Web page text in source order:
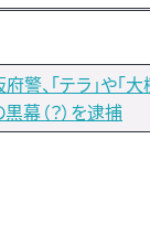
警、「テラ」や
幕（？）を逮捕